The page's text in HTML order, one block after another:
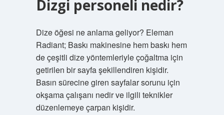
Dizgi personeli nedir?
Dize öğesi ne anlama geliyor? Eleman
Radiant; Baskı makinesine hem baskı hem
de çeşitli dize yöntemleriyle çoğaltma için
getirilen bir sayfa şekillendiren kişidir.
Basın sürecine giren sayfalar sorunu için
okşama çalışanı nedir ve ilgili teknikler
düzenlemeye çarpan kişidir.